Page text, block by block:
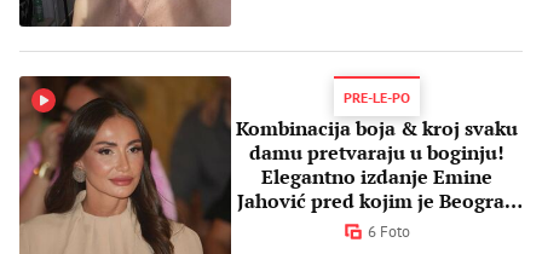
PRE-LE-PO
Kombinacija boja & kroj svaku
damu pretvaraju u boginju!
Elegantno izdanje Emine
Jahović pred kojim je Beograd
uzdahnuo
6 Foto